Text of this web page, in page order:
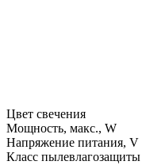
Цвет свечения
Мощность, макс., W
Напряжение питания, V
Класс пылевлагозащиты